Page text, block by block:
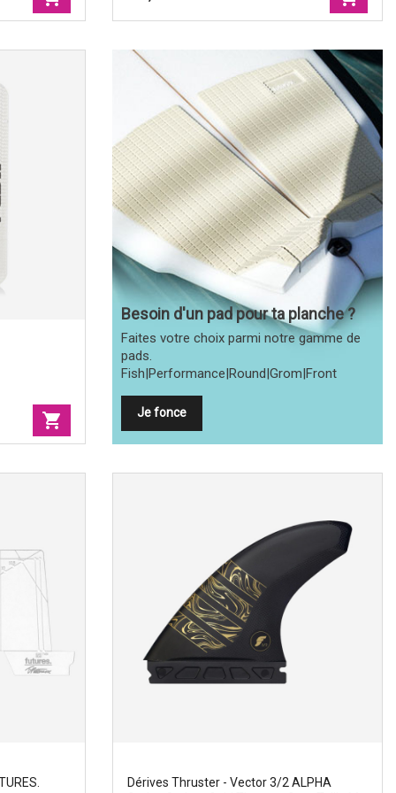
Dérives Thruster - F4 ThermoTech white,
FUTURES.
Marques|Futures.
Couleurs |Blanc
Type de dérives|Thrusters
Votre gabarit|Small (45 à 60 kgs)
Template category| Neutral
Foils|Flat
Construction, séries|Thermotech
Style de surf|Balanced
shopping_cart
Besoin d'un pad pour ta planche ?
Faites votre choix parmi notre gamme de
pads.
Fish|Performance|Round|Grom|Front
Je fonce
Dérives Thruster - Vector 3/2 ALPHA
Dérives Thruster - Vector 3/2 ALPHA